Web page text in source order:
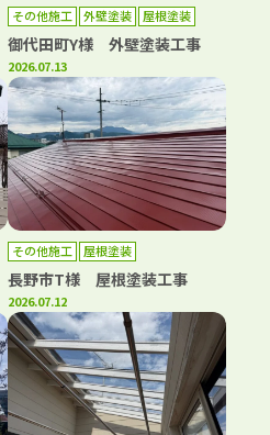
その他施工 外壁塗装 屋根塗装
御代田町Y様 外壁塗装工事
2026.07.13
その他施工 屋根塗装
長野市T様 屋根塗装工事
2026.07.12